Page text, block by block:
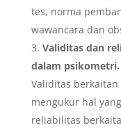
tes, norma
wawancara dan
Validitas dan
dalam psikometri.
Validitas
mengukur hal
reliabilitas